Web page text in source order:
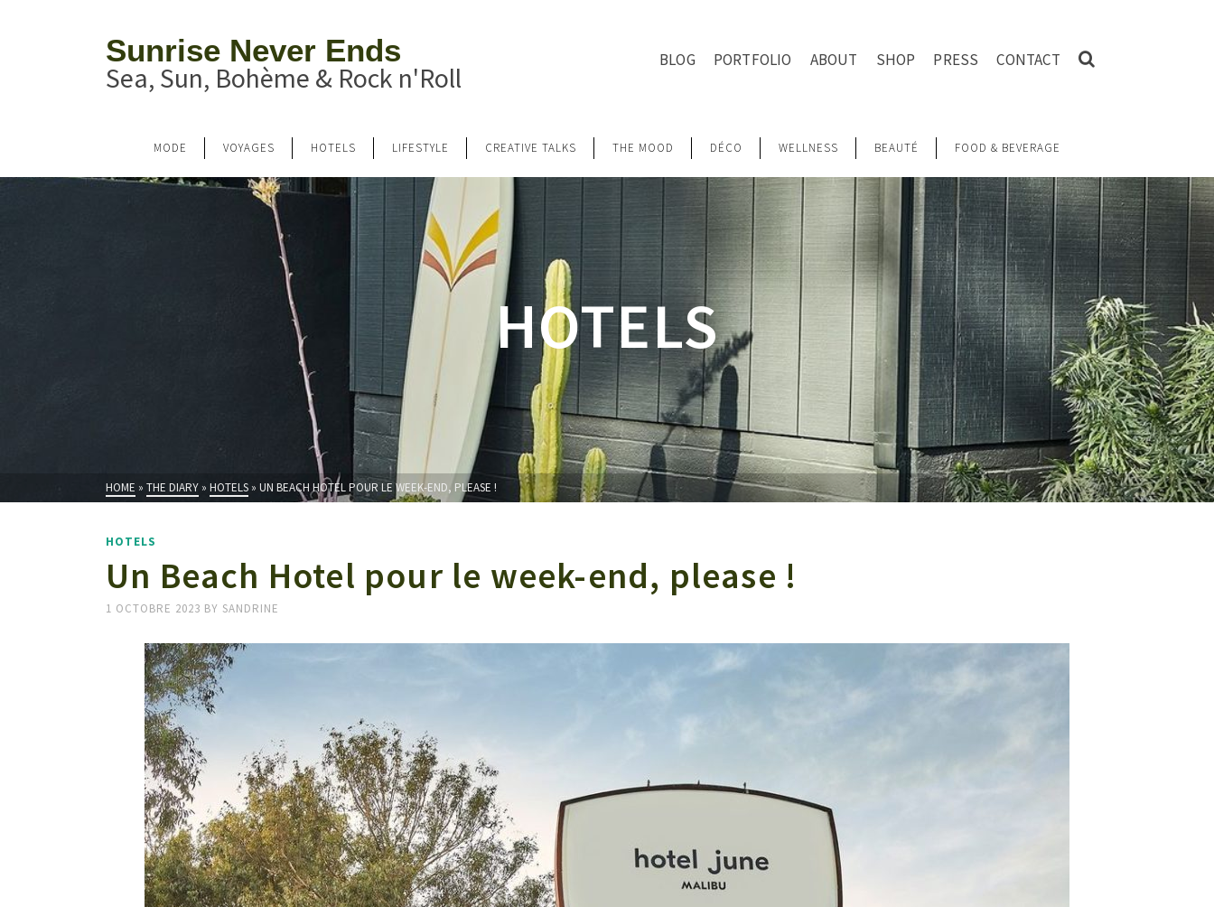
Sunrise Never Ends
Sea, Sun, Bohème & Rock n'Roll
BLOG PORTFOLIO ABOUT SHOP PRESS CONTACT
MODE VOYAGES HOTELS LIFESTYLE CREATIVE TALKS THE MOOD DÉCO WELLNESS BEAUTÉ FOOD & BEVERAGE
HOTELS
HOME » THE DIARY » HOTELS » UN BEACH HOTEL POUR LE WEEK-END, PLEASE !
HOTELS
Un Beach Hotel pour le week-end, please !
1 OCTOBRE 2023 BY SANDRINE